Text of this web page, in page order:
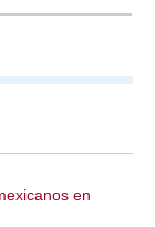
en